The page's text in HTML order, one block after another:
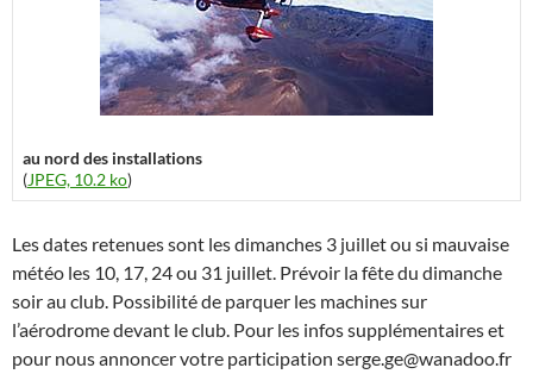
au nord des installations
(JPEG, 10.2 ko)
Les dates retenues sont les dimanches 3 juillet ou si mauvaise
météo les 10, 17, 24 ou 31 juillet. Prévoir la fête du dimanche
soir au club. Possibilité de parquer les machines sur
l’aérodrome devant le club. Pour les infos supplémentaires et
pour nous annoncer votre participation serge.ge@wanadoo.fr